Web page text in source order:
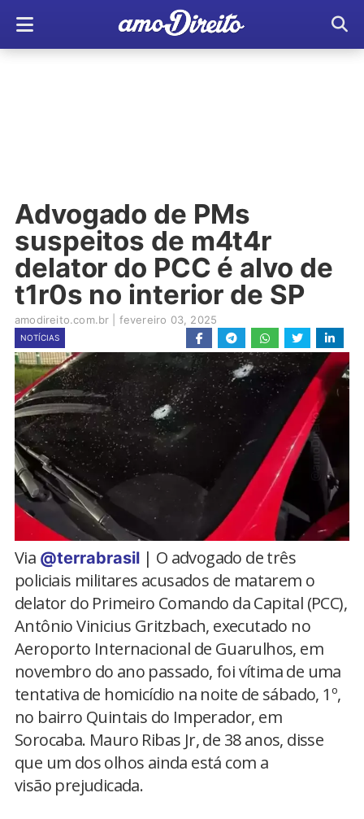
Advogado de PMs
suspeitos de m4t4r
delator do PCC é alvo de
t1r0s no interior de SP
amodireito.com.br fevereiro 03, 2025
NOTÍCIAS
Via @terrabrasil| O advogado de três
policiais militares acusados de matarem o
delator do Primeiro Comando da Capital (PCC),
Antônio Vinicius Gritzbach, executado no
Aeroporto Internacional de Guarulhos, em
novembro do ano passado, foi vítima de uma
tentativa de homicídio na noite de sábado, 1º,
no bairro Quintais do Imperador, em
Sorocaba. Mauro Ribas Jr, de 38 anos, disse
que um dos olhos ainda está com a
visão prejudicada.